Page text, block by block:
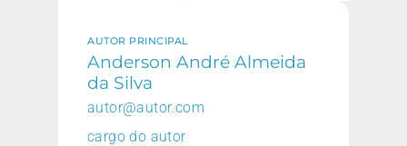
AUTOR PRINCIPAL
Anderson André Almeida
da Silva
autor@autor.com
cargo do autor